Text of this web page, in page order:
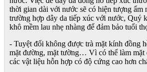
thời gian dài với nước sẽ có hiện tượng ẩm
trường hợp dây da tiếp xúc với nước, Quý
khô mềm lau nhẹ nhàng để đảm bảo tuổi
- Tuyệt đối không được trà mặt kính đồng
mặt đường, mặt tường… Vì có thể làm mặt
các vật liệu hỗn hợp có độ cứng cao hơn